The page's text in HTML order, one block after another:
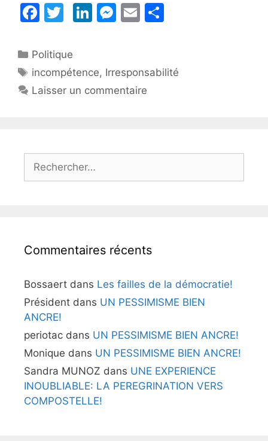
F
c
e
b
T
itt
er
Li
e
dI
M
s
e
E
l
g
Catégories
Politique
Étiquettes
incompétence, Irresponsabilité
Laisser un commentaire
Rechercher :
Commentaires récents
Bossaert dans Les failles de la démocratie!
Président dans UN PESSIMISME BIEN
ANCRE!
periotac dans UN PESSIMISME BIEN ANCRE!
Monique dans UN PESSIMISME BIEN ANCRE!
Sandra MUNOZ dans UNE EXPERIENCE
INOUBLIABLE: LA PEREGRINATION VERS
COMPOSTELLE!